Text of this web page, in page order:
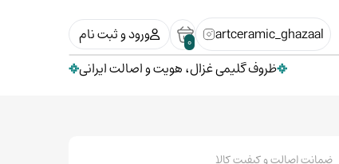
artceramic_ghazaal
0
ورود و ثبت نام
ظروف گلیمی غزال، هویت و اصالت ایرانی
ضمانت اصالت و کیفیت کالا